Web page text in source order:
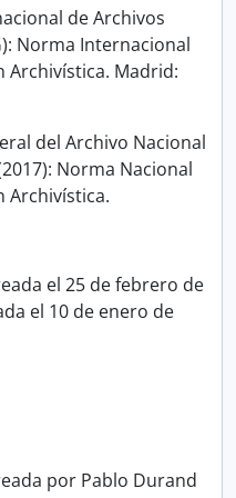
de Esquipulas (Santa Cruz, Guanacaste)
Corazón de Jesús (Puntarenas)
Santo (Esparza, Puntarenas)
de Archivos
Norma Internacional
Archivística. Madrid:
del Archivo Nacional
Norma Nacional
Archivística.
el 25 de febrero de
el 10 de enero de
por Pablo Durand